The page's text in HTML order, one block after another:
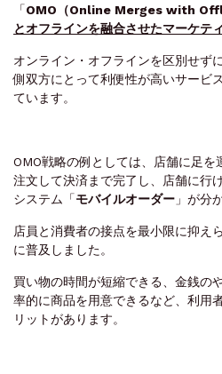
「OMO（Online Merges with
とオフラインを融合させたマーケテ
オンライン・オフラインを区別せず
側双方にとって利便性が高いサービ
ています。
OMO戦略の例としては、店舗に足を
注文して決済まで完了し、店舗に行
システム「モバイルオーダー 」が分
店員と消費者の接点を最小限に抑え
に普及しました。
買い物の時間が短縮できる、金銭の
率的に商品を用意できるなど、利用
リットがあります。